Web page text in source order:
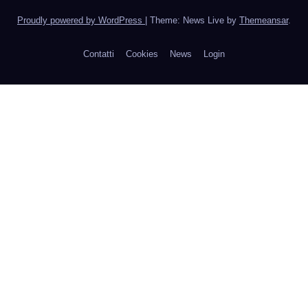
Proudly powered by WordPress Theme: News Live by Themeansar.
Contatti Cookies News Login